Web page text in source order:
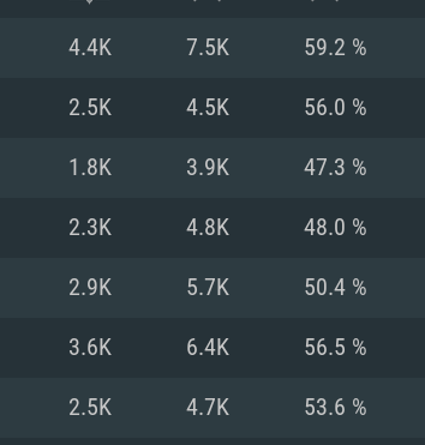
4.4K 7.5K 59.2 %
2.5K 4.5K 56.0 %
1.8K 3.9K 47.3 %
2.3K 4.8K 48.0 %
2.9K 5.7K 50.4 %
3.6K 6.4K 56.5 %
2.5K 4.7K 53.6 %